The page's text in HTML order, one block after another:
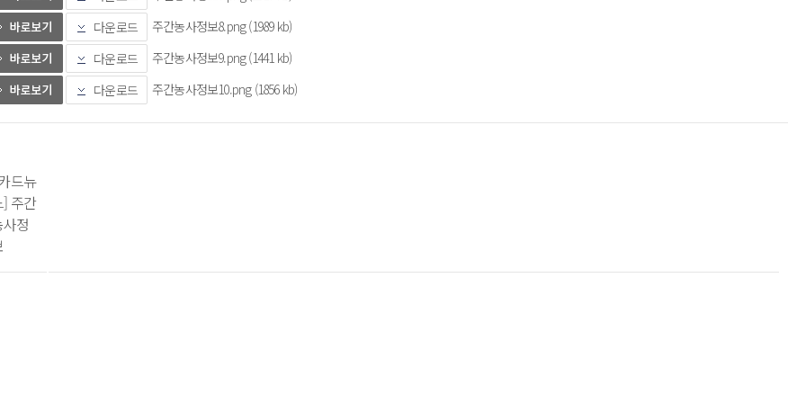
다운로드
주간농사정보8.png (1989 kb)
다운로드
주간농사정보9.png (1441 kb)
다운로드
주간농사정보10.png (1856 kb)
드뉴
] 주간
정